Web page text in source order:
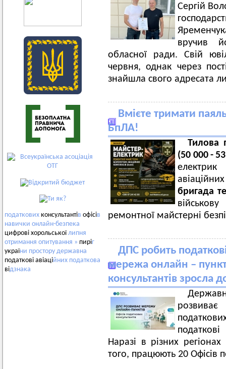
податкових консультантів офісів
навички онлайн-безпека
цифрові хорольськоїлипня
отримання опитування » пиріг
україни простору державна
податкові авіаційних податкова
відзнака
Сергій
вручив
обласної ради. Свій
червня, однак через
знайшла свого адресата
Вмієте тримати
БпЛА!
Тилова
(50 000
електрик
бригада
ремонтної майстерні
ДПС робить
мережа онлайн –
консультантів зросла
Наразі в різних
того, працюють 20 Офісів